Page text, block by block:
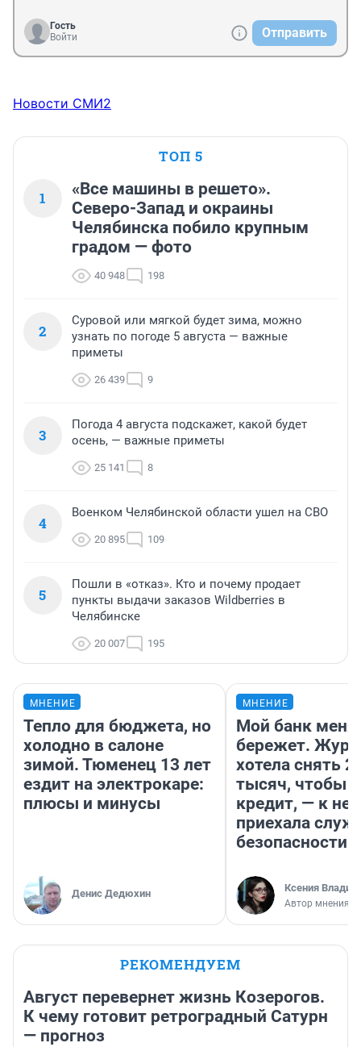
Гость
Войти
Отправить
Новости СМИ2
ТОП 5
1
«Все машины в решето».
Северо-Запад и окраины
Челябинска побило крупным
градом — фото
40 948 198
2
Суровой или мягкой будет зима, можно
узнать по погоде 5 августа — важные
приметы
26 439 9
3
Погода 4 августа подскажет, какой будет
осень, — важные приметы
25 141 8
4
Военком Челябинской области ушел на СВО
20 895 109
5
Пошли в «отказ». Кто и почему продает
пункты выдачи заказов Wildberries в
Челябинске
20 007 195
МНЕНИЕ
Тепло для бюджета, но
холодно в салоне
зимой. Тюменец 13 лет
ездит на электрокаре:
плюсы и минусы
Денис Дедюхин
МНЕНИЕ
Мой банк меня
бережет.
хотела снять
тысяч, чтобы
кредит, — к
приехала
безопасности
Ксения
Автор мнения
РЕКОМЕНДУЕМ
Август перевернет жизнь Козерогов.
К чему готовит ретроградный Сатурн
— прогноз